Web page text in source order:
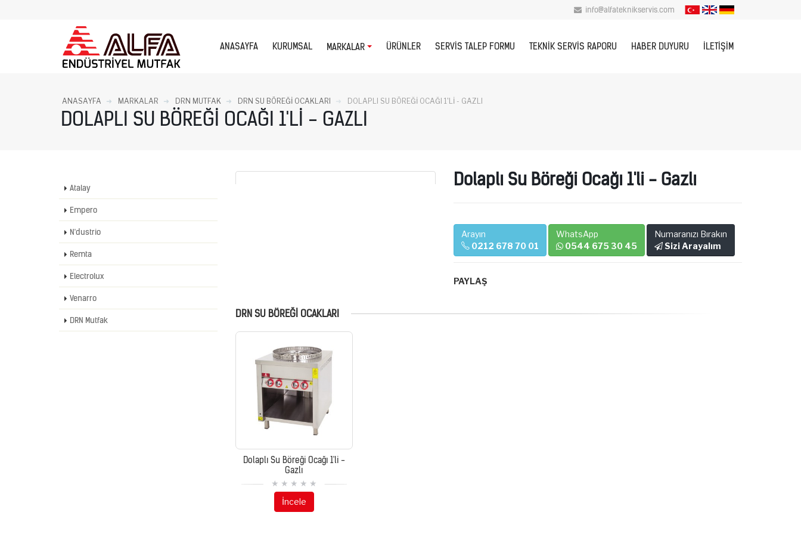
info@alfateknikservis.com
ANASAYFA KURUMSAL MARKALAR ÜRÜNLER SERVIS TALEP FORMU TEKNIK SERVIS RAPORU HABER DUYURU İLETIŞIM
ANASAYFA MARKALAR DRN MUTFAK DRN SU BÖREĞİ OCAKLARI DOLAPLI SU BÖREĞI OCAĞI 1'LI - GAZLI
DOLAPLI SU BÖREĞI OCAĞI 1'LI - GAZLI
Dolaplı Su Böreği Ocağı 1'li - Gazlı
Arayın
0212 678 70 01
WhatsApp
0544 675 30 45
Numaranızı Bırakın
Sizi Arayalım
PAYLAŞ
DRN SU BÖREĞİ OCAKLARI
Dolaplı Su Böreği Ocağı 1'li -
Gazlı
İncele
Atalay
Empero
N'dustrio
Remta
Electrolux
Venarro
DRN Mutfak